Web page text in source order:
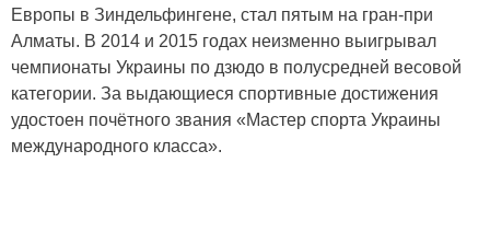
Европы в Зиндельфингене, стал пятым на гран-при
Алматы. В 2014 и 2015 годах неизменно выигрывал
чемпионаты Украины по дзюдо в полусредней весовой
категории. За выдающиеся спортивные достижения
удостоен почётного звания «Мастер спорта Украины
международного класса».